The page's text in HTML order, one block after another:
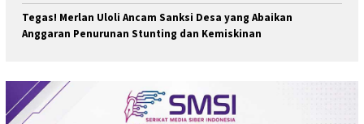
Tegas! Merlan Uloli Ancam Sanksi Desa yang Abaikan
Anggaran Penurunan Stunting dan Kemiskinan